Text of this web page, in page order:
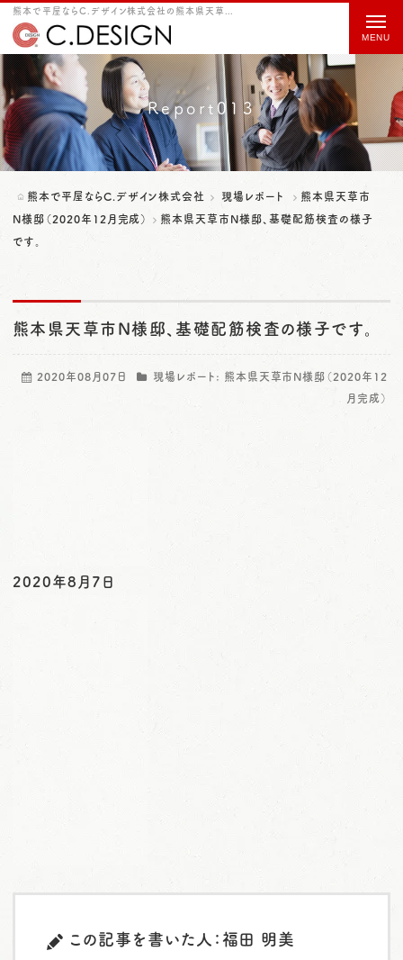
熊本で平屋ならC.デザイン株式会社の熊本県天草市N様邸、基礎配筋検査の様子です。をご紹介
Report013
熊本で平屋ならC.デザイン株式会社 現場レポート
熊本県天草市
N様邸（2020年12月完成）
熊本県天草市N様邸、基礎配筋検査の様子
です。
熊本県天草市N様邸、基礎配筋検査の様子です。
2020年08月07日 現場レポート: 熊本県天草市N様邸（2020年12
月完成）
2020年8月7日
この記事を書いた人：福田 明美
t
o
g
g
l
e
g
i